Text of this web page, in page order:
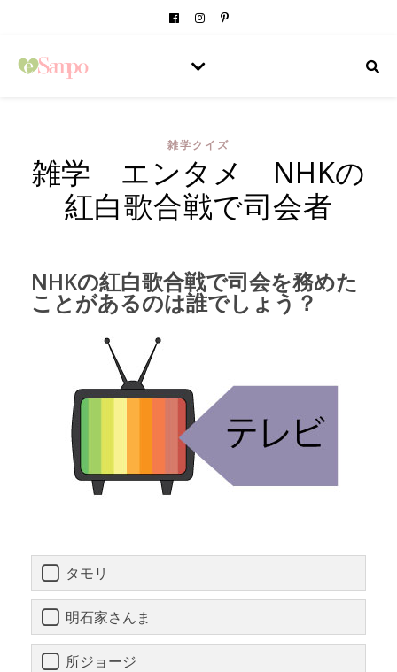
雑学クイズ
雑学 エンタメ NHKの
紅白歌合戦で司会者
NHKの紅白歌合戦で司会を務めた
ことがあるのは誰でしょう？
タモリ
明石家さんま
所ジョージ